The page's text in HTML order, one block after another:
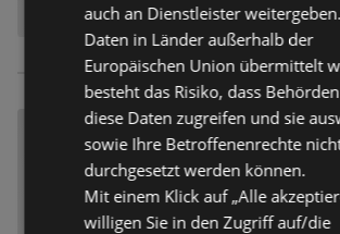
auch an Dienstleister
Daten in Länder außerhalb der
Europäischen Union übermittelt
besteht das Risiko, dass
diese Daten zugreifen und sie
sowie Ihre Betroffenenrechte
durchgesetzt werden können.
Mit einem Klick auf „Alle
willigen Sie in den Zugriff auf/die